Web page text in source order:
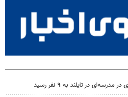
در تایلند به ۹ نفر رسید